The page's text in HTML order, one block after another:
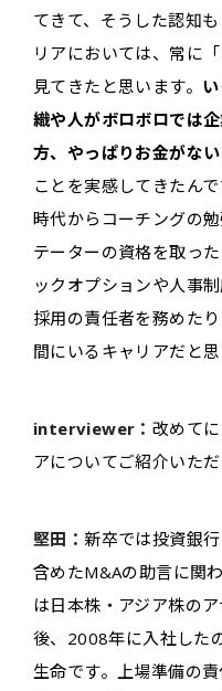
てきて、そうした認知
リアにおいては、常に
見てきたと思います。
織や人がボロボロでは
方、やっぱりお金がな
ことを実感してきたん
時代からコーチングの
テーターの資格を取っ
ックオプションや人事
採用の責任者を務めた
間にいるキャリアだと思
interviewer： 改めて
アについてご紹介いた
堅田： 新卒では投資銀
含めたM&Aの助言に関
は日本株・アジア株の
後、2008年に入社した
生命です。上場準備の